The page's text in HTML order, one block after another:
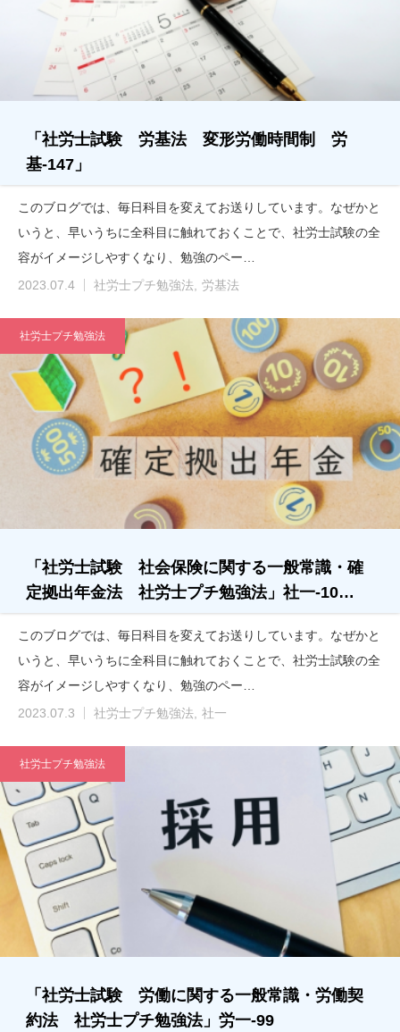
「社労士試験 労基法 変形労働時間制 労
基-147」
このブログでは、毎日科目を変えてお送りしています。なぜかと
いうと、早いうちに全科目に触れておくことで、社労士試験の全
容がイメージしやすくなり、勉強のペー…
2023.07.4
社労士プチ勉強法 労基法
社労士プチ勉強法
「社労士試験 社会保険に関する一般常識・確
定拠出年金法 社労士プチ勉強法」社一-10…
このブログでは、毎日科目を変えてお送りしています。なぜかと
いうと、早いうちに全科目に触れておくことで、社労士試験の全
容がイメージしやすくなり、勉強のペー…
2023.07.3
社労士プチ勉強法 社一
社労士プチ勉強法
「社労士試験 労働に関する一般常識・労働契
約法 社労士プチ勉強法」労一-99